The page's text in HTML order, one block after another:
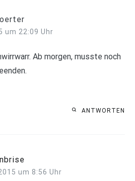
um 22:09 Uhr
Ab morgen, musste noch
ANTWORTEN
um 8:56 Uhr